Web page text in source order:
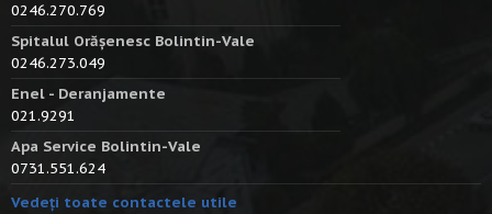
0246.270.769
Spitalul Orășenesc Bolintin-Vale
0246.273.049
Enel - Deranjamente
021.9291
Apa Service Bolintin-Vale
0731.551.624
Vedeți toate contactele utile